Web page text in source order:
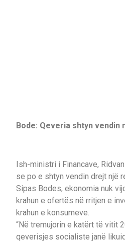
Bode: Qeveria shtyn vendin
Ish-ministri i Financave,
se po e shtyn vendin drejt një
Sipas Bodes, ekonomia nuk
krahun e ofertës në rritjen e
krahun e konsumeve.
“Në tremujorin e katërt të vitit
qeverisjes socialiste janë